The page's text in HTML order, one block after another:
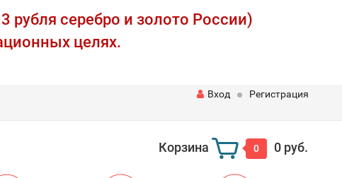
рубля серебро и золото России)
целях.
Вход Регистрация
Корзина 0 0 руб.